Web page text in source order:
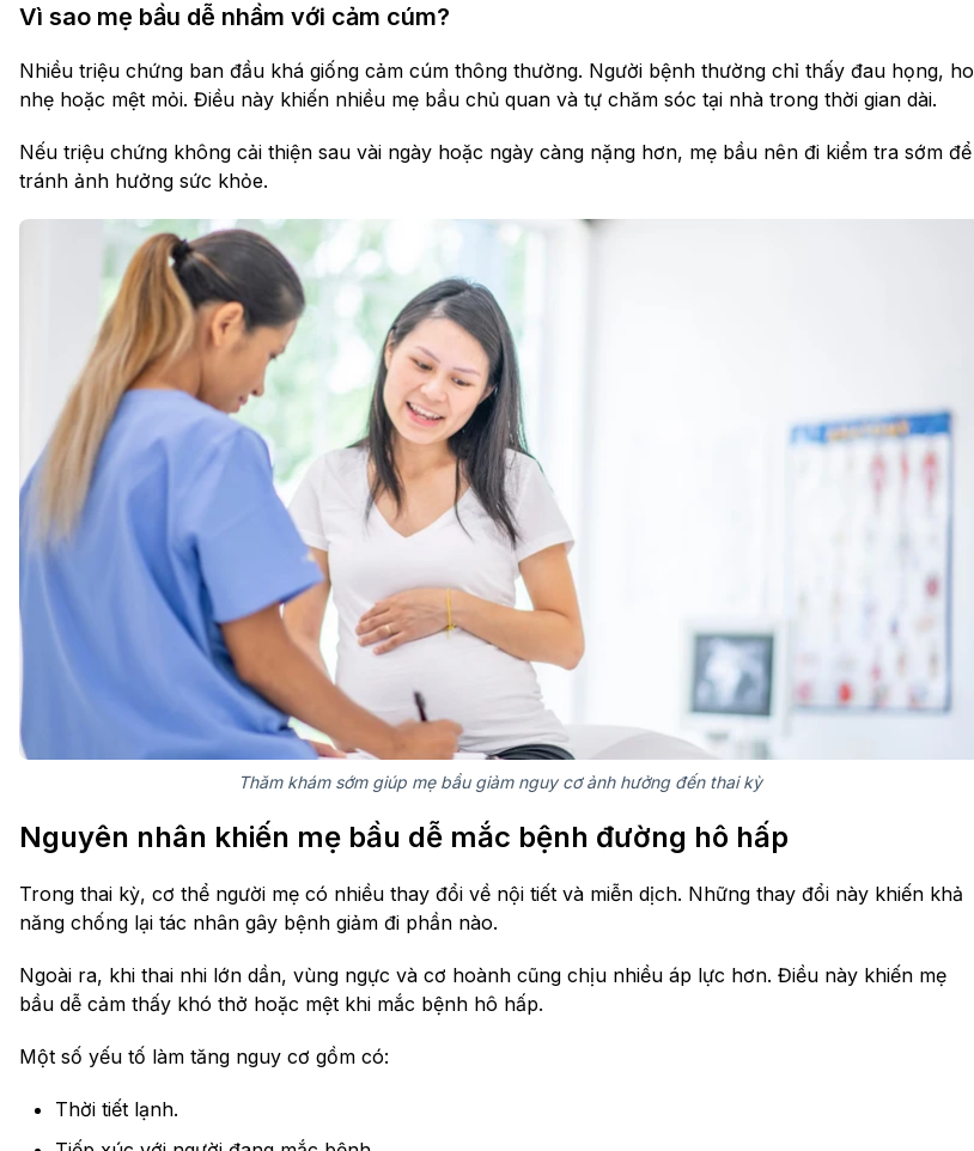
Vì sao mẹ bầu dễ nhầm với cảm cúm?
Nhiều triệu chứng ban đầu khá giống cảm cúm thông thường. Người bệnh thường chỉ thấy đau họng, ho
nhẹ hoặc mệt mỏi. Điều này khiến nhiều mẹ bầu chủ quan và tự chăm sóc tại nhà trong thời gian dài.
Nếu triệu chứng không cải thiện sau vài ngày hoặc ngày càng nặng hơn, mẹ bầu nên đi kiểm tra sớm để
tránh ảnh hưởng sức khỏe.
Thăm khám sớm giúp mẹ bầu giảm nguy cơ ảnh hưởng đến thai kỳ
Nguyên nhân khiến mẹ bầu dễ mắc bệnh đường hô hấp
Trong thai kỳ, cơ thể người mẹ có nhiều thay đổi về nội tiết và miễn dịch. Những thay đổi này khiến khả
năng chống lại tác nhân gây bệnh giảm đi phần nào.
Ngoài ra, khi thai nhi lớn dần, vùng ngực và cơ hoành cũng chịu nhiều áp lực hơn. Điều này khiến mẹ
bầu dễ cảm thấy khó thở hoặc mệt khi mắc bệnh hô hấp.
Một số yếu tố làm tăng nguy cơ gồm có:
Thời tiết lạnh.